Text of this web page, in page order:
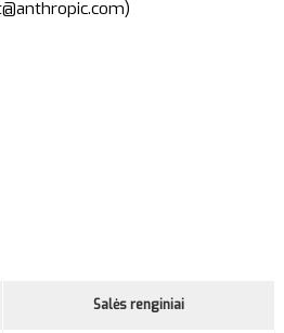
Salės renginiai